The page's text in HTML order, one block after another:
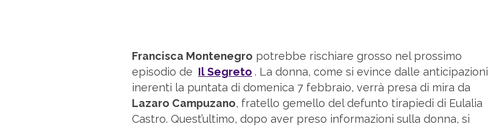
Francisca Montenegro potrebbe rischiare grosso nel prossimo
episodio de Il Segreto . La donna, come si evince dalle anticipazioni
inerenti la puntata di domenica 7 febbraio, verrà presa di mira da
Lazaro Campuzano, fratello gemello del defunto tirapiedi di Eulalia
Castro. Quest’ultimo, dopo aver preso informazioni sulla donna, si